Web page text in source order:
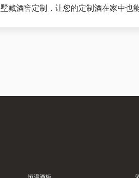
藏酒窖定制，让您的定制酒在家中也